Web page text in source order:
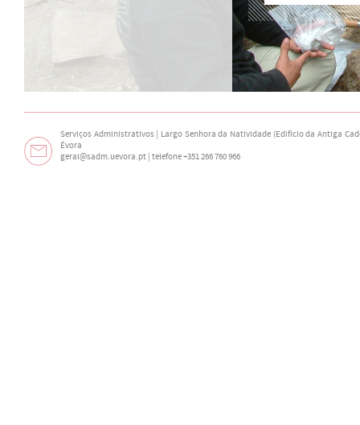
Serviços Administrativos | Largo Senhora da Natividade (Edifício da Antiga
Évora
geral@sadm.uevora.pt | telefone +351 266 760 966